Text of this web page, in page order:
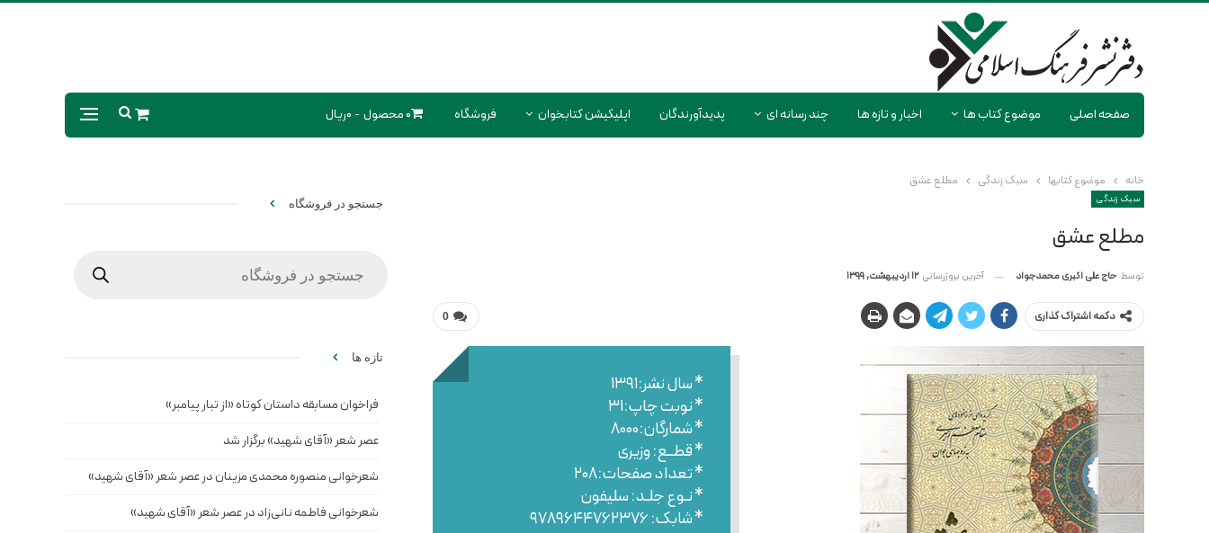
صفحه اصلی موضوع کتاب ها اخبار و تازه ها چند رسانه ای پدیدآورندگان اپلیکیشن کتابخوان فروشگاه 0 محصول 0ریال
خانه موضوع کتابها سبک زندگی مطلع عشق
سبک زندگی
مطلع عشق
توسط حاج علی اکبری محمدجواد آخرین بروزرسانی 12 اردیبهشت, 1399
0 دکمه اشتراک گذاری
* سال نشر:۱۳۹۱
* نوبت چاپ:۳۱
* شمارگان:۸۰۰۰
* قطــع: وزیری
* تعداد صفحات:۲۰۸
* نـوع جلـد: سلیفون
* شابک: ۹۷۸۹۶۴۴۷۶۲۳۷۶
جستجو در فروشگاه
تازه ها
فراخوان مسابقه داستان کوتاه «از تبار پیامبر»
عصر شعر «آقای شهید» برگزار شد
شعرخوانی منصوره محمدی مزینان در عصر شعر «آقای شهید»
شعرخوانی فاطمه نانی‌زاد در عصر شعر «آقای شهید»